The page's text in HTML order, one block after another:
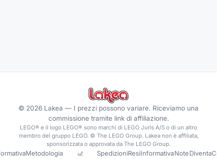
© 2026 Lakea — I prezzi possono variare. Riceviamo una
commissione tramite link di affiliazione.
LEGO® e il logo LEGO® sono marchi di LEGO Juris A/S o di un altro
membro del gruppo LEGO. © The LEGO Group. Lakea non è affiliata,
sponsorizzata o approvata da The LEGO Group.
Metodologia
🎢
SpedizioniResiInformativaNoteDiventa